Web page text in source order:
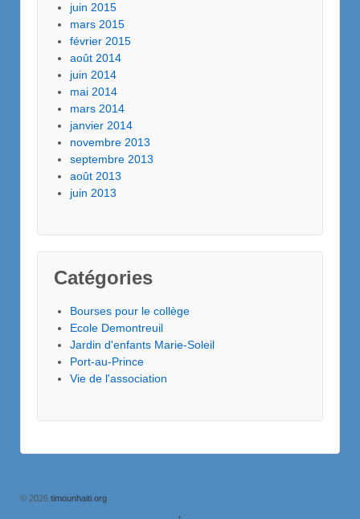
juin 2015
mars 2015
février 2015
août 2014
juin 2014
mai 2014
mars 2014
janvier 2014
novembre 2013
septembre 2013
août 2013
juin 2013
Catégories
Bourses pour le collège
Ecole Demontreuil
Jardin d'enfants Marie-Soleil
Port-au-Prince
Vie de l'association
© 2026 timounhaiti.org